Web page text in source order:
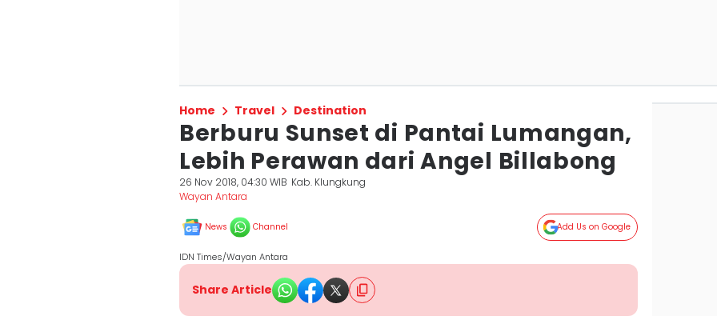
Home Travel Destination
Berburu Sunset di Pantai Lumangan,
Lebih Perawan dari Angel Billabong
26 Nov 2018, 04:30 WIB Kab. Klungkung
Wayan Antara
News Channel Add Us on Google
IDN Times/Wayan Antara
Share Article